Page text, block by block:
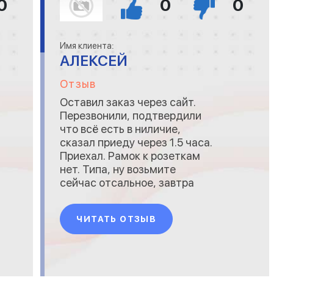
0 0
Имя клиента:
АЛЕКСЕЙ
Отзыв
Оставил заказ через сайт.
Перезвонили, подтвердили
что всё есть в ниличие,
сказал приеду через 1.5 часа.
Приехал. Рамок к розеткам
нет. Типа, ну возьмите
сейчас отсальное, завтра
этом у самих доставка 450
руб, т. е. своё время и
транспорт они ценят, а
ЧИТАТЬ ОТЗЫВ